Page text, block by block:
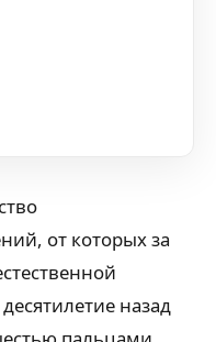
от которых за
назад